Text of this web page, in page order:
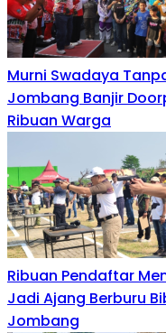
Murni Swadaya
Jombang Banjir
Ribuan Warga
Ribuan Pendaftar
Jadi Ajang Berburu
Jombang